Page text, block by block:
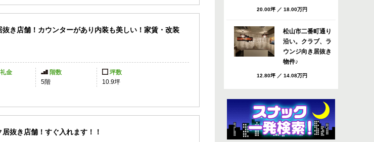
き店舗！カウンターがあり内装も美しい！家賃・改装
金
階数
5階
坪数
10.9坪
抜き店舗！すぐ入れます！！
20.00坪 ／ 18.00万円
松山市二番町通り
沿い。クラブ、ラ
ウンジ向き居抜き
物件♪
12.80坪 ／ 14.08万円
松山市 八坂通り
すぐのバー・スナ
ック向き居抜き店
舗！共益費・ごみ
処理費サービ